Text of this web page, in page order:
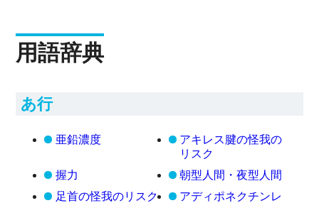
用語辞典
あ行
亜鉛濃度
アキレス腱の怪我の
リスク
握力
朝型人間・夜型人間
足首の怪我のリスク
アディポネクチンレ